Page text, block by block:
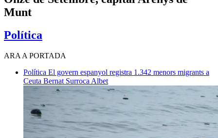
Munt
Política
ARA A PORTADA
Política El govern espanyol registra 1.342 menors migrants a
Ceuta Bernat Surroca Albet